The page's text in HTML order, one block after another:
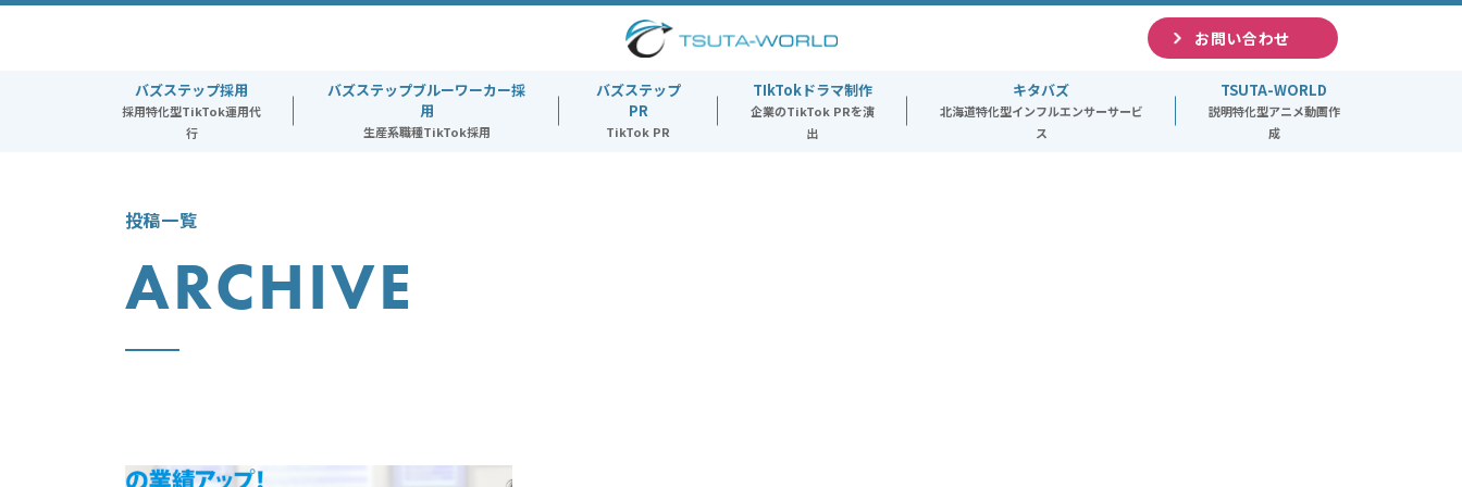
お問い合わせ
バズステップ採用
採用特化型TikTok運用代
行
バズステップブルーワーカー採
用
生産系職種TikTok採用
バズステップ
PR
TikTok PR
TIkTokドラマ制作
企業のTikTok PRを演
出
キタバズ
北海道特化型インフルエンサーサービ
ス
TSUTA-WORLD
説明特化型アニメ動画作
成
投稿一覧
ARCHIVE